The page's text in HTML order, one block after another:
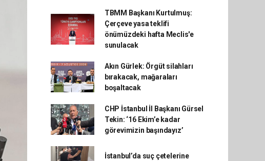
TBMM Başkanı Kurtulmuş:
Çerçeve yasa teklifi
önümüzdeki hafta Meclis'e
sunulacak
Akın Gürlek: Örgüt silahları
bırakacak, mağaraları
boşaltacak
CHP İstanbul İl Başkanı Gürsel
Tekin: ‘16 Ekim’e kadar
görevimizin başındayız’
İstanbul’da suç çetelerine